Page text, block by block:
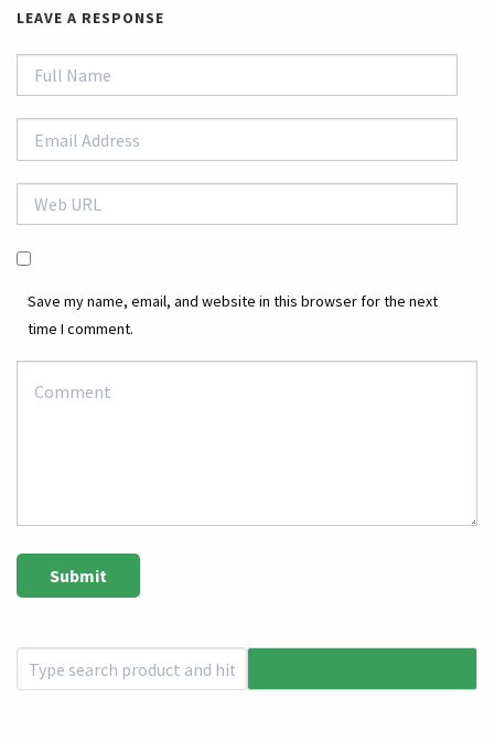
LEAVE A RESPONSE
Save my name, email, and website in this browser for the next
time I comment.